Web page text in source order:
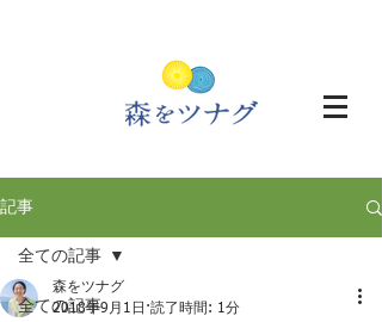
記事
全ての記事
全ての記事
森をツナグ
2018年9月1日 読了時間: 1分